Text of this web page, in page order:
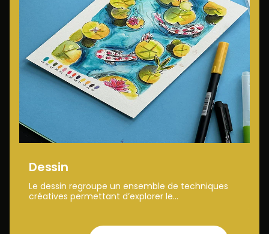
Dessin
Le dessin regroupe un ensemble de techniques
créatives permettant d’explorer le...